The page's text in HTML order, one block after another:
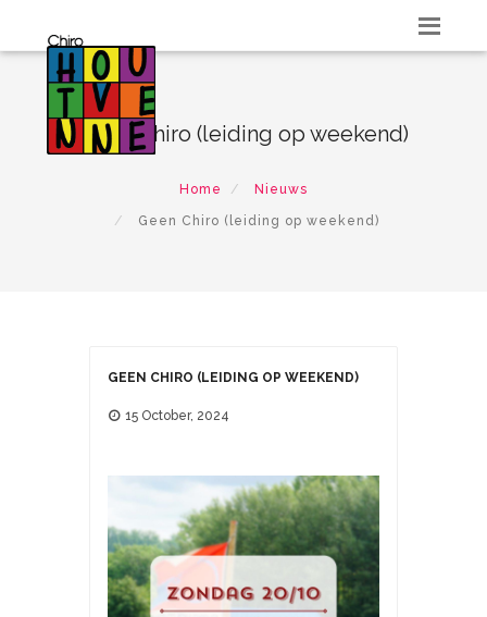
Geen Chiro (leiding op weekend)
Home Nieuws
Geen Chiro (leiding op weekend)
GEEN CHIRO (LEIDING OP WEEKEND)
15 October, 2024